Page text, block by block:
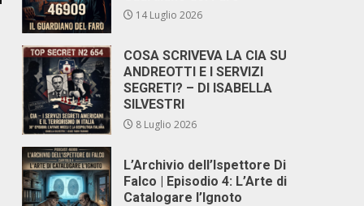
14 Luglio 2026
COSA SCRIVEVA LA CIA SU
ANDREOTTI E I SERVIZI
SEGRETI? – DI ISABELLA
SILVESTRI
8 Luglio 2026
L’Archivio dell’Ispettore Di
Falco | Episodio 4: L’Arte di
Catalogare l’Ignoto